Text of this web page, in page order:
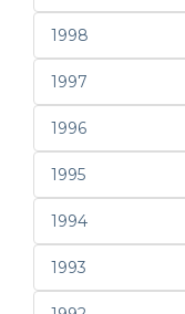
1998
1997
1996
1995
1994
1993